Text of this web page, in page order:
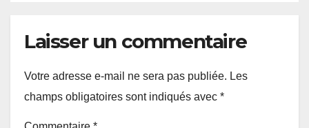
Laisser un commentaire
Votre adresse e-mail ne sera pas publiée. Les
champs obligatoires sont indiqués avec *